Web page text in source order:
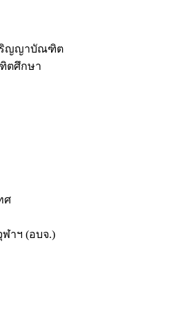
ริญญาบัณฑิต
ตศึกษา
ศ
าฯ (อบจ.)